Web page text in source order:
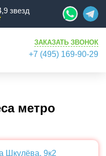
звезд
ЗАКАЗАТЬ ЗВОНОК
+7 (495) 169-90-29
метро